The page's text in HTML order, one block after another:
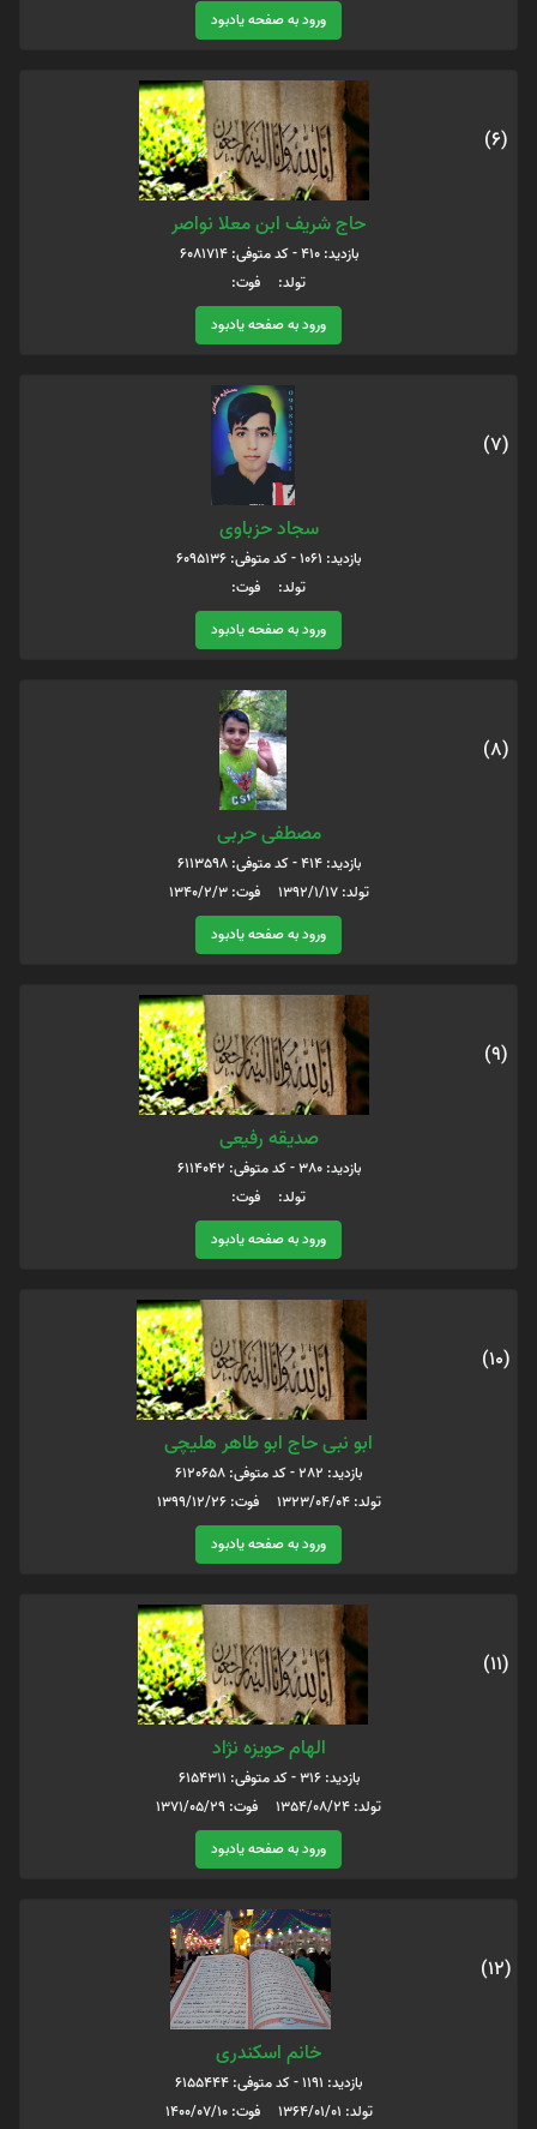
ورود به صفحه یادبود
(6)
حاج شریف ابن معلا نواصر
بازدید: 410 - کد متوفی: 6081714
تولد: فوت:
ورود به صفحه یادبود
(7)
سجاد حزباوی
بازدید: 1061 - کد متوفی: 6095136
تولد: فوت:
ورود به صفحه یادبود
(8)
مصطفی حربی
بازدید: 414 - کد متوفی: 6113598
تولد: 1392/1/17 فوت: 1340/2/3
ورود به صفحه یادبود
(9)
صدیقه رفیعی
بازدید: 380 - کد متوفی: 6114042
تولد: فوت:
ورود به صفحه یادبود
(10)
ابو نبی حاج ابو طاهر هلیچی
بازدید: 282 - کد متوفی: 6120658
تولد: 1323/04/04 فوت: 1399/12/26
ورود به صفحه یادبود
(11)
الهام حویزه نژاد
بازدید: 316 - کد متوفی: 6154311
تولد: 1354/08/24 فوت: 1371/05/29
ورود به صفحه یادبود
(12)
خانم اسکندری
بازدید: 1191 - کد متوفی: 6155444
تولد: 1364/01/01 فوت: 1400/07/10